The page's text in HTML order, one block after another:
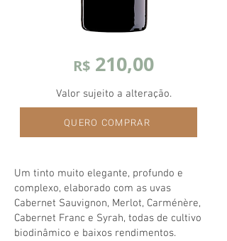
R$ 210,00
Valor sujeito a alteração.
QUERO COMPRAR
Um tinto muito elegante, profundo e
complexo, elaborado com as uvas
Cabernet Sauvignon, Merlot, Carménère,
Cabernet Franc e Syrah, todas de cultivo
biodinâmico e baixos rendimentos.